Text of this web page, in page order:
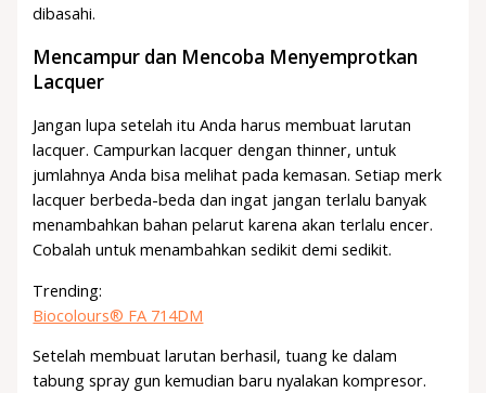
dibasahi.
Mencampur dan Mencoba Menyemprotkan
Lacquer
Jangan lupa setelah itu Anda harus membuat larutan
lacquer. Campurkan lacquer dengan thinner, untuk
jumlahnya Anda bisa melihat pada kemasan. Setiap merk
lacquer berbeda-beda dan ingat jangan terlalu banyak
menambahkan bahan pelarut karena akan terlalu encer.
Cobalah untuk menambahkan sedikit demi sedikit.
Trending:
Biocolours® FA 714DM
Setelah membuat larutan berhasil, tuang ke dalam
tabung spray gun kemudian baru nyalakan kompresor.